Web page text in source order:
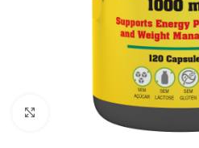
Click to enlarge